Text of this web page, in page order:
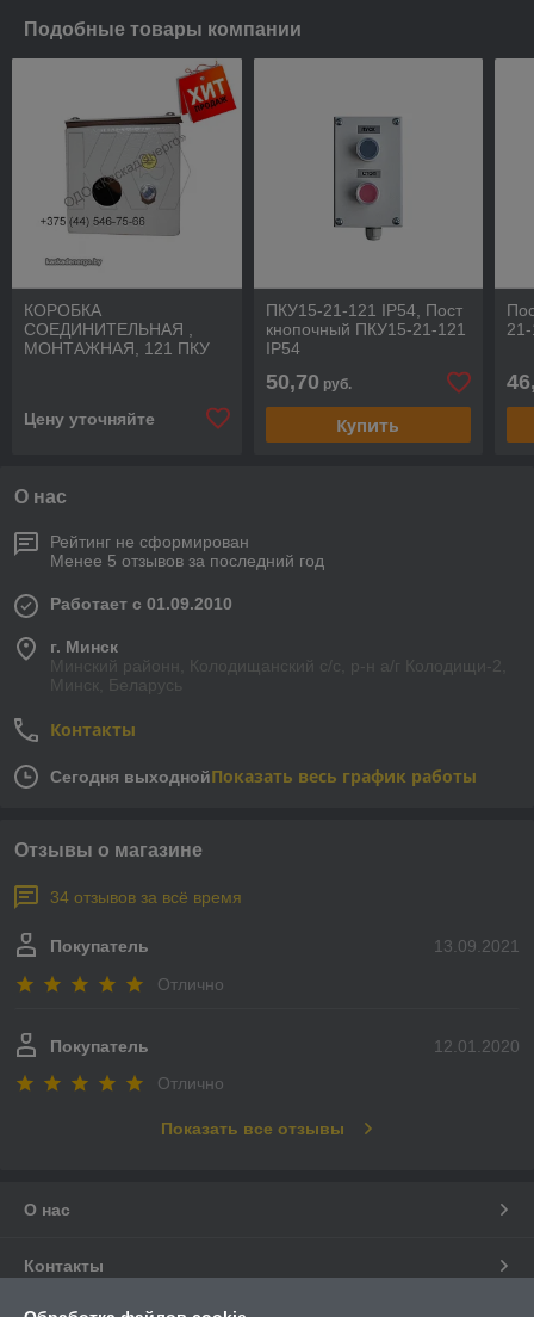
Подобные товары компании
КОРОБКА
СОЕДИНИТЕЛЬНАЯ ,
МОНТАЖНАЯ, 121 ПКУ
Цену уточняйте
ПКУ15-21-121 IP54, Пост
кнопочный ПКУ15-21-121
IP54
50,70 руб.
Купить
О нас
Рейтинг не сформирован
Менее 5 отзывов за последний год
Работает с 01.09.2010
г. Минск
Минский районн, Колодищанский с/с, р-н а/г Колодищи-2,
Минск, Беларусь
Контакты
Сегодня выходнойПоказать весь график работы
Отзывы о магазине
34 отзывов за всё время
13.09.2021
Покупатель
Отлично
12.01.2020
Покупатель
Отлично
Показать все отзывы
О нас
Контакты